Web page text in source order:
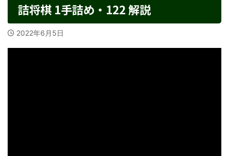
詰将棋 1手詰め・122 解説
2022年6月5日